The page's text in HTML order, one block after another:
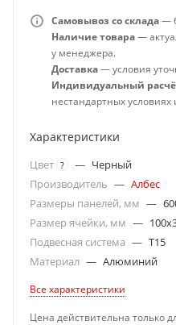
Самовывоз со склада—
Наличие товара—
у менеджера.
Доставка— условия
Индивидуальный
нестандартных условиях
Характеристики
Цвет ? — Черный
Производитель — Албес
Размеры панелей, мм —
Размер ячейки, мм —
Подвесная система — T15
Материал — Алюминий
Все характеристики
Цена действительна только